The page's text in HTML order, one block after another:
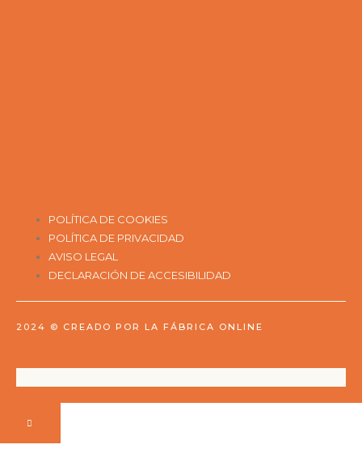
POLÍTICA DE COOKIES
POLÍTICA DE PRIVACIDAD
AVISO LEGAL
DECLARACIÓN DE ACCESIBILIDAD
2024 © CREADO POR LA FÁBRICA ONLINE